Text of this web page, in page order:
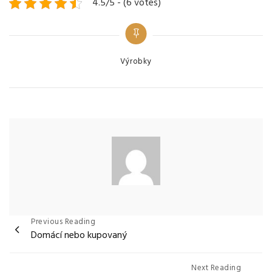
Categories
Výrobky
Navigace
pro
Previous Reading
Domácí nebo kupovaný
Next Reading